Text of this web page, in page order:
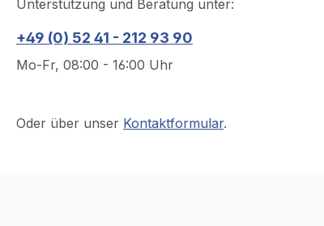
Unterstützung und Beratung unter:
+49 (0) 52 41 - 212 93 90
Mo-Fr, 08:00 - 16:00 Uhr
Oder über unser Kontaktformular.